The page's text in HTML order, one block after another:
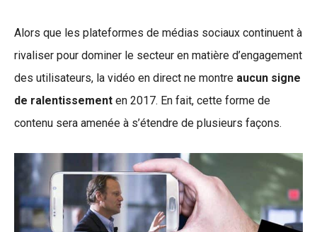
Alors que les plateformes de médias sociaux continuent à
rivaliser pour dominer le secteur en matière d’engagement
des utilisateurs, la vidéo en direct ne montre aucun signe
de ralentissement en 2017. En fait, cette forme de
contenu sera amenée à s’étendre de plusieurs façons.